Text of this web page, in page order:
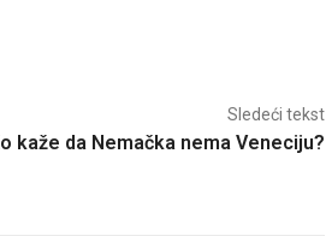
Sledeći tekst
kaže da Nemačka nema Veneciju?